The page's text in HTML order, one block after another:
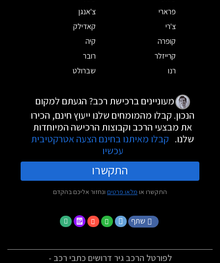
פרארי
צ'אנגן
צ'רי
קאדילק
קופרה
קיה
קרייזלר
רובר
רנו
שברולט
מעוניינים ברכישת רכב? הגעתם למקום
הנכון. קבלו מהמומחים שלנו ייעוץ חינם, הכירו
את מבצעי הרכב וקבוצות הרכישה המיוחדות
שלנו. קבלו מאיתנו בחינם הצעה אטרקטיבית
עכשיו
התקשרו
התקשרו או מלאו פרטים ונחזור אליכם בהקדם
שתף
לפורטל הרכב גיר דרושים כתבי רכב -